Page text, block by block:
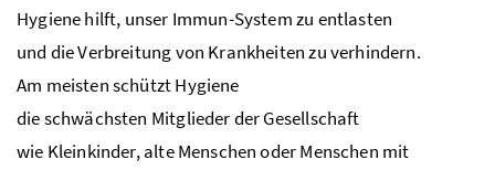
Hygiene hilft, unser Immun-System zu entlasten
und die Verbreitung von Krankheiten zu verhindern.
Am meisten schützt Hygiene
die schwächsten Mitglieder der Gesellschaft
wie Kleinkinder, alte Menschen oder Menschen mit